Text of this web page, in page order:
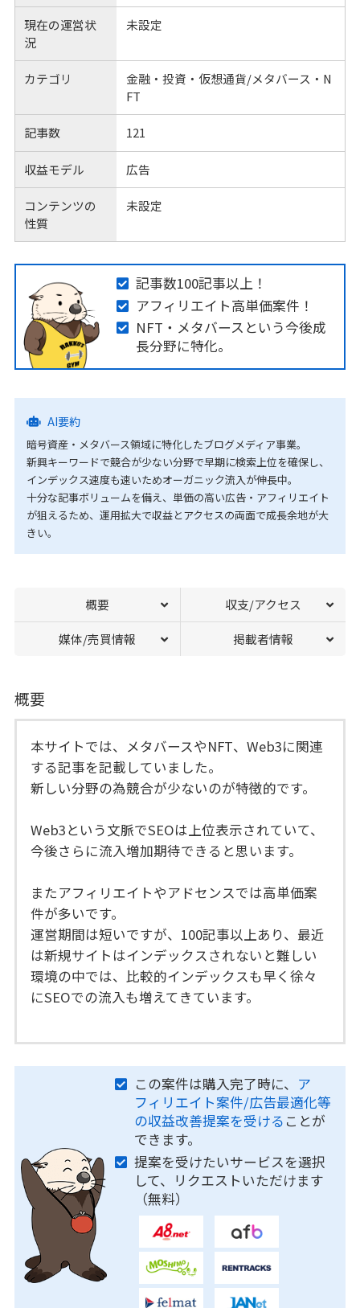
現在の運営状
況
未設定
カテゴリ
金融・投資・仮想通貨/メタバース・N
FT
記事数 121
収益モデル 広告
コンテンツの
性質
未設定
記事数100記事以上！
アフィリエイト高単価案件！
NFT・メタバースという今後成
長分野に特化。
AI要約
暗号資産・メタバース領域に特化したブログメディア事業。
新興キーワードで競合が少ない分野で早期に検索上位を確保し、
インデックス速度も速いためオーガニック流入が伸長中。
十分な記事ボリュームを備え、単価の高い広告・アフィリエイト
が狙えるため、運用拡大で収益とアクセスの両面で成長余地が大
きい。
概要 収支/アクセス
媒体/売買情報 掲載者情報
概要
本サイトでは、メタバースやNFT、Web3に関連
する記事を記載していました。
新しい分野の為競合が少ないのが特徴的です。
Web3という文脈でSEOは上位表示されていて、
今後さらに流入増加期待できると思います。
またアフィリエイトやアドセンスでは高単価案
件が多いです。
運営期間は短いですが、100記事以上あり、最近
は新規サイトはインデックスされないと難しい
環境の中では、比較的インデックスも早く徐々
にSEOでの流入も増えてきています。
この案件は購入完了時に、 ア
フィリエイト案件/広告最適化等
の収益改善提案を受ける ことが
できます。
提案を受けたいサービスを選択
して、リクエストいただけます
（無料）